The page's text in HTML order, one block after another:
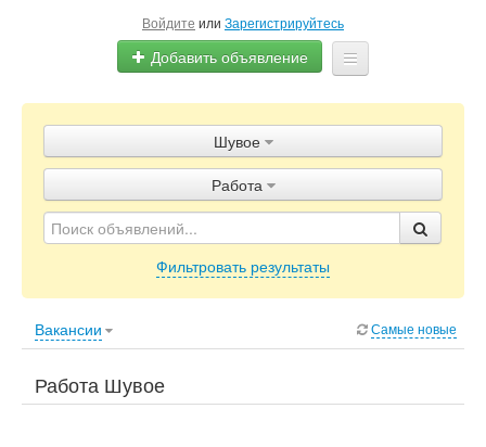
Войдите или Зарегистрируйтесь
Добавить объявление
Объявления
Блог
Шувое
Работа
Фильтровать результаты
Вакансии Самые новые
Работа Шувое